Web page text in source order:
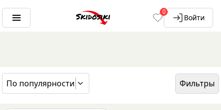
0
Войти
По популярности
Фильтры
ГЛАВНАЯ
БРЕНДЫ